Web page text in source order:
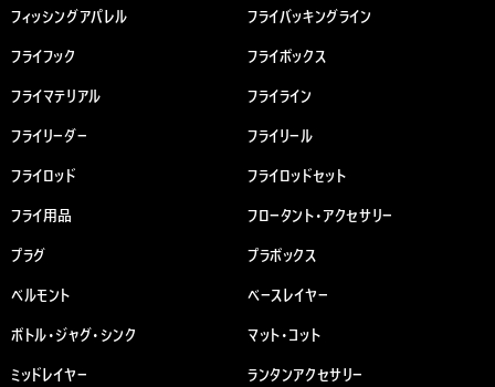
フィッシングアパレル フライバッキングライン
フライフック フライボックス
フライマテリアル フライライン
フライリーダー フライリール
フライロッド フライロッドセット
フライ用品 フロータント・アクセサリー
プラグ プラボックス
ベルモント ベースレイヤー
ボトル・ジャグ・シンク マット・コット
ミッドレイヤー ランタンアクセサリー